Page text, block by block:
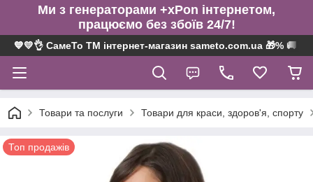
Ми з генераторами +xPon інтернетом,
працюємо без збоїв 24/7!
💙💛👌 СамеТо ТМ інтернет-магазин sameto.com.ua 🎁% 🚚 ⤵
Товари та послуги Товари для краси, здоров'я, спорту
Топ продажів